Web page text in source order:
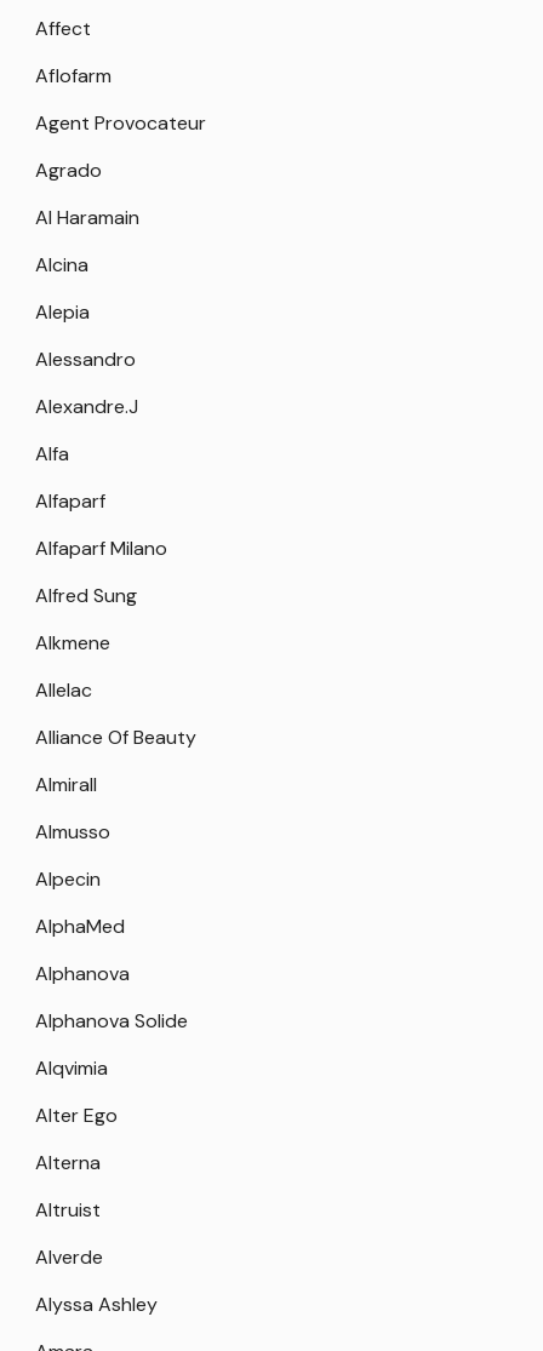
Affect
Aflofarm
Agent Provocateur
Agrado
Al Haramain
Alcina
Alepia
Alessandro
Alexandre.J
Alfa
Alfaparf
Alfaparf Milano
Alfred Sung
Alkmene
Allelac
Alliance Of Beauty
Almirall
Almusso
Alpecin
AlphaMed
Alphanova
Alphanova Solide
Alqvimia
Alter Ego
Alterna
Altruist
Alverde
Alyssa Ashley